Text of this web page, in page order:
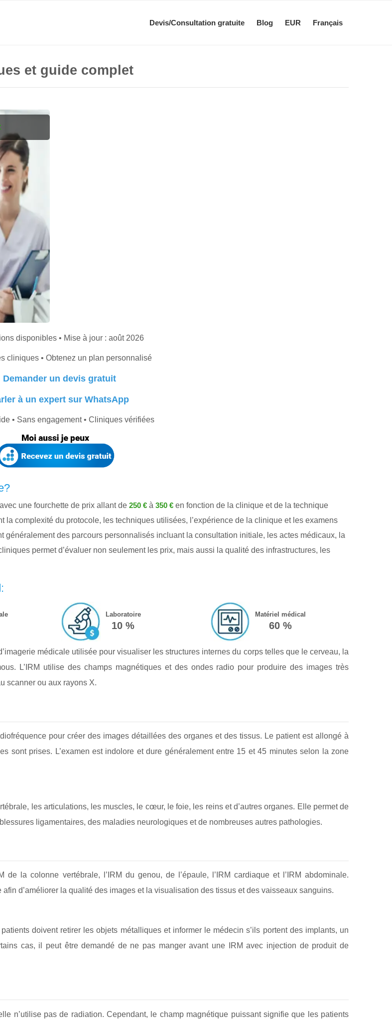
Devis/Consultation gratuite Blog EUR Français
et guide complet
disponibles • Mise à jour : août 2026
cliniques • Obtenez un plan personnalisé
Demander un devis gratuit
à un expert sur WhatsApp
• Sans engagement • Cliniques vérifiées
une fourchette de prix allant de 250 € à 350 € en fonction de la clinique et de la technique
complexité du protocole, les techniques utilisées, l’expérience de la clinique et les examens
des parcours personnalisés incluant la consultation initiale, les actes médicaux, la
permet d’évaluer non seulement les prix, mais aussi la qualité des infrastructures, les
Laboratoire
10 %
Matériel médical
60 %
médicale utilisée pour visualiser les structures internes du corps telles que le cerveau, la
L’IRM utilise des champs magnétiques et des ondes radio pour produire des images très
scanner ou aux rayons X.
pour créer des images détaillées des organes et des tissus. Le patient est allongé à
sont prises. L’examen est indolore et dure généralement entre 15 et 45 minutes selon la zone
les articulations, les muscles, le cœur, le foie, les reins et d’autres organes. Elle permet de
ligamentaires, des maladies neurologiques et de nombreuses autres pathologies.
de la colonne vertébrale, l’IRM du genou, de l’épaule, l’IRM cardiaque et l’IRM abdominale.
d’améliorer la qualité des images et la visualisation des tissus et des vaisseaux sanguins.
doivent retirer les objets métalliques et informer le médecin s’ils portent des implants, un
cas, il peut être demandé de ne pas manger avant une IRM avec injection de produit de
n’utilise pas de radiation. Cependant, le champ magnétique puissant signifie que les patients